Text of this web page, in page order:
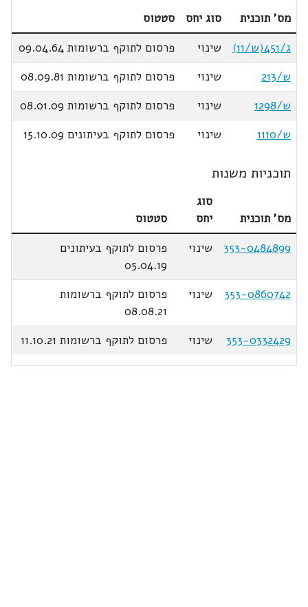
מס' תוכנית סוג יחס
סטטוס
ג/451(ש/11)
שינוי
פרסום לתוקף ברשומות 09.04.64
ש/213
שינוי
פרסום לתוקף ברשומות 08.09.81
ש/1298
שינוי
פרסום לתוקף ברשומות 08.01.09
ש/1110
שינוי פרסום לתוקף בעיתונים 15.10.09
תוכניות משנות
מס' תוכנית
סוג
יחס
סטטוס
353-0484899
שינוי
פרסום לתוקף בעיתונים
05.04.19
353-0860742
שינוי
פרסום לתוקף ברשומות
08.08.21
353-0332429
שינוי פרסום לתוקף ברשומות 11.10.21